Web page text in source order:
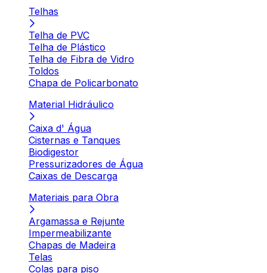
Telhas
Telha de PVC
Telha de Plástico
Telha de Fibra de Vidro
Toldos
Chapa de Policarbonato
Material Hidráulico
Caixa d' Água
Cisternas e Tanques
Biodigestor
Pressurizadores de Água
Caixas de Descarga
Materiais para Obra
Argamassa e Rejunte
Impermeabilizante
Chapas de Madeira
Telas
Colas para piso